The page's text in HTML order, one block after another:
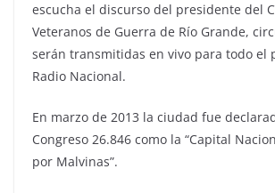
escucha el discurso del presidente del
Veteranos de Guerra de Río Grande,
serán transmitidas en vivo para todo el
Radio Nacional.
En marzo de 2013 la ciudad fue
Congreso 26.846 como la “Capital
por Malvinas”.